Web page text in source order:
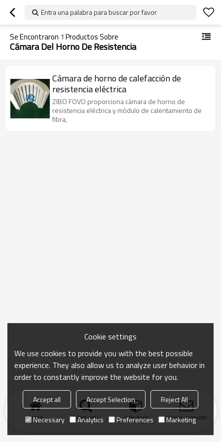
Entra una palabra para buscar por favor
Se Encontraron 1 Productos Sobre
Cámara Del Horno De Resistencia
Cámara de horno de calefacción de
resistencia eléctrica
ZIBO FOVO proporciona cámara de horno de
resistencia eléctrica y módulo de calentamiento de
fibra,
Inicio búsqueda categoría Enviar consulta
Cookie settings
We use cookies to provide you with the best possible
experience. They also allow us to analyze user behavior in
order to constantly improve the website for you.
Accept all Accept Selection
Reject All
Necessary
Analytics Preferences Marketing